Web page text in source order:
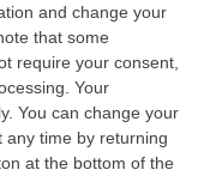
and change your
that some
require your consent,
Your
You can change your
any time by returning
at the bottom of the
alcuni giorni
Nessun
momento,
cessioni di
giorni fa